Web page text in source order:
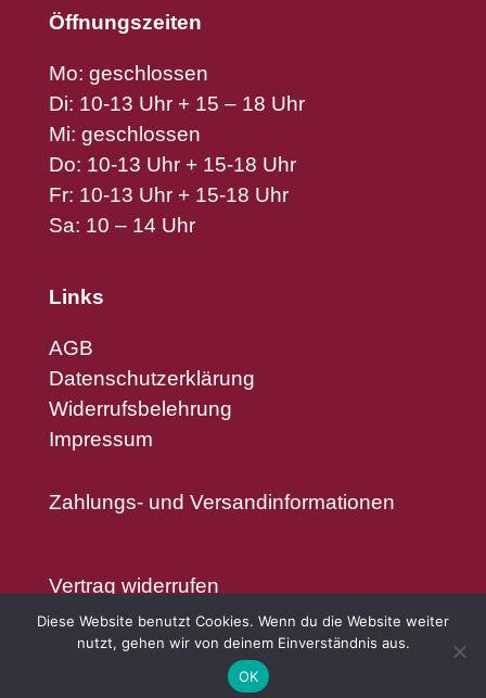
Öffnungszeiten
Mo: geschlossen
Di: 10-13 Uhr + 15 – 18 Uhr
Mi: geschlossen
Do: 10-13 Uhr + 15-18 Uhr
Fr: 10-13 Uhr + 15-18 Uhr
Sa: 10 – 14 Uhr
Links
AGB
Datenschutzerklärung
Widerrufsbelehrung
Impressum
Zahlungs- und Versandinformationen
Vertrag widerrufen
Diese Website benutzt Cookies. Wenn du die Website weiter
nutzt, gehen wir von deinem Einverständnis aus.
OK